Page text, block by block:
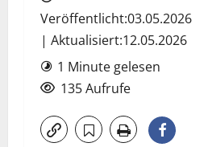
Veröffentlicht:03.05.2026
| Aktualisiert:12.05.2026
1 Minute gelesen
135 Aufrufe